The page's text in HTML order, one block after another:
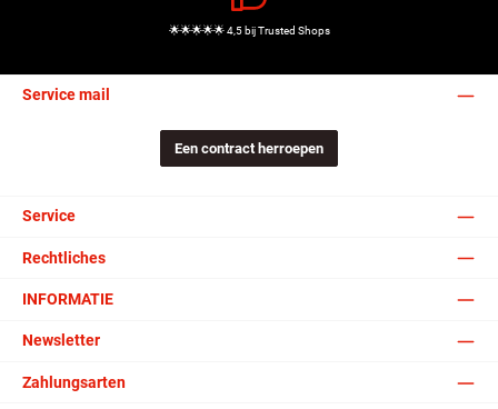
🌟🌟🌟🌟🌟 4,5 bij Trusted Shops
Service mail
Een contract herroepen
Service
Rechtliches
INFORMATIE
Newsletter
Zahlungsarten